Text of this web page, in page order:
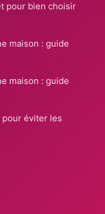
pour bien choisir
maison : guide
maison : guide
éviter les